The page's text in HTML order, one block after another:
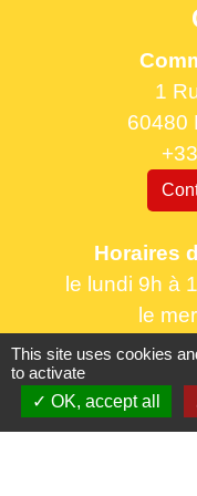
1
60480
Horaires
le lundi 9h à
le
le
This site uses cookies
to activate
OK, accept all